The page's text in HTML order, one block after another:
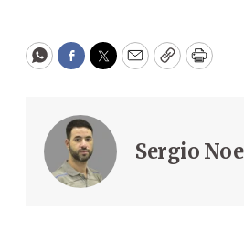
WhatsApp
Facebook
Twitter
EmailCopyPrint
Sergio Noe